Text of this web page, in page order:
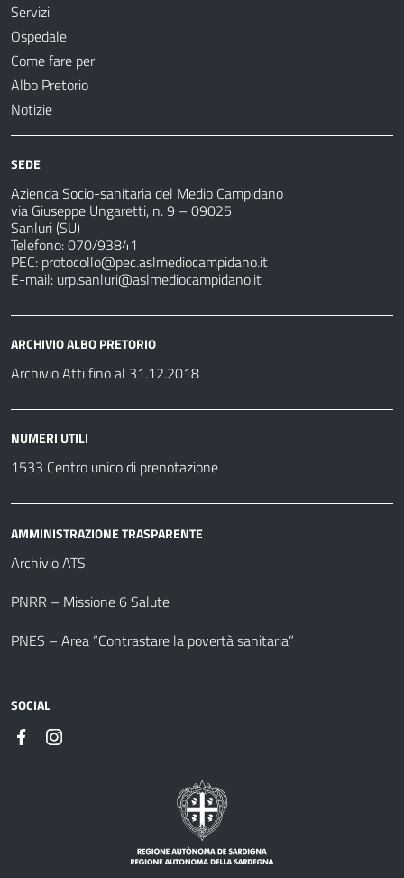
Servizi
Ospedale
Come fare per
Albo Pretorio
Notizie
SEDE
Azienda Socio-sanitaria del Medio Campidano
via Giuseppe Ungaretti, n. 9 – 09025
Sanluri (SU)
Telefono: 070/93841
PEC: protocollo@pec.aslmediocampidano.it
E-mail: urp.sanluri@aslmediocampidano.it
ARCHIVIO ALBO PRETORIO
Archivio Atti fino al 31.12.2018
NUMERI UTILI
1533 Centro unico di prenotazione
AMMINISTRAZIONE TRASPARENTE
Archivio ATS
PNRR – Missione 6 Salute
PNES – Area “Contrastare la povertà sanitaria”
SOCIAL